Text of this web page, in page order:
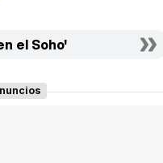
el Soho'